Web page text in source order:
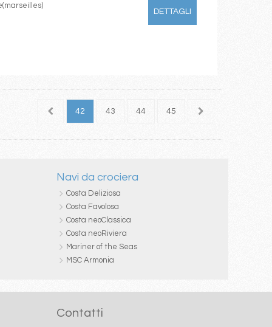
DETTAGLI
41 42 43 44 45 46
Navi da crociera
Costa Deliziosa
Costa Favolosa
Costa neoClassica
Costa neoRiviera
Mariner of the Seas
MSC Armonia
Contatti